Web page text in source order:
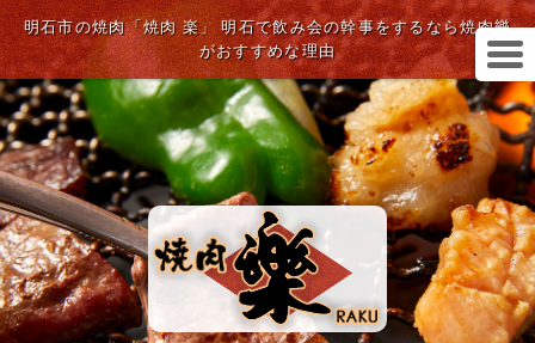
明石市の焼肉「焼肉 楽」 明石で飲み会の幹事をするなら焼肉樂
がおすすめな理由